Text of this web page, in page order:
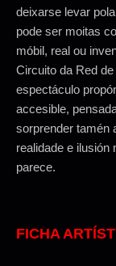
deixarse levar
pode ser moitas
móbil, real ou
Circuito da Red
espectáculo
accesible,
sorprender tamén
realidade e ilusión
parece.
FICHA